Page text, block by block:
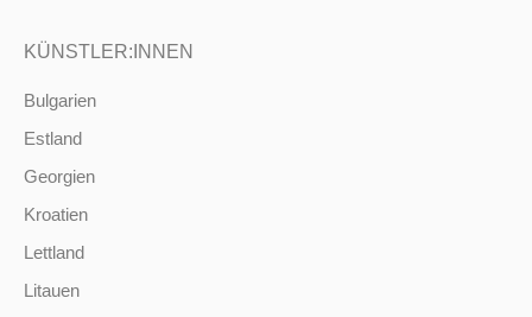
KÜNSTLER:INNEN
Bulgarien
Estland
Georgien
Kroatien
Lettland
Litauen